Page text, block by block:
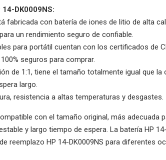
DK0009NS:
fabricada con batería de iones de litio de alta
un rendimiento seguro de confiable.
para portátil cuentan con los certificados de
seguros para comprar.
de 1:1, tiene el tamaño totalmente igual que
largo.
resistencia a altas temperaturas y desgastes.
con el tamaño original, más
y largo tiempo de espera. La batería HP
reemplazo HP 14-DK0009NS para diferentes